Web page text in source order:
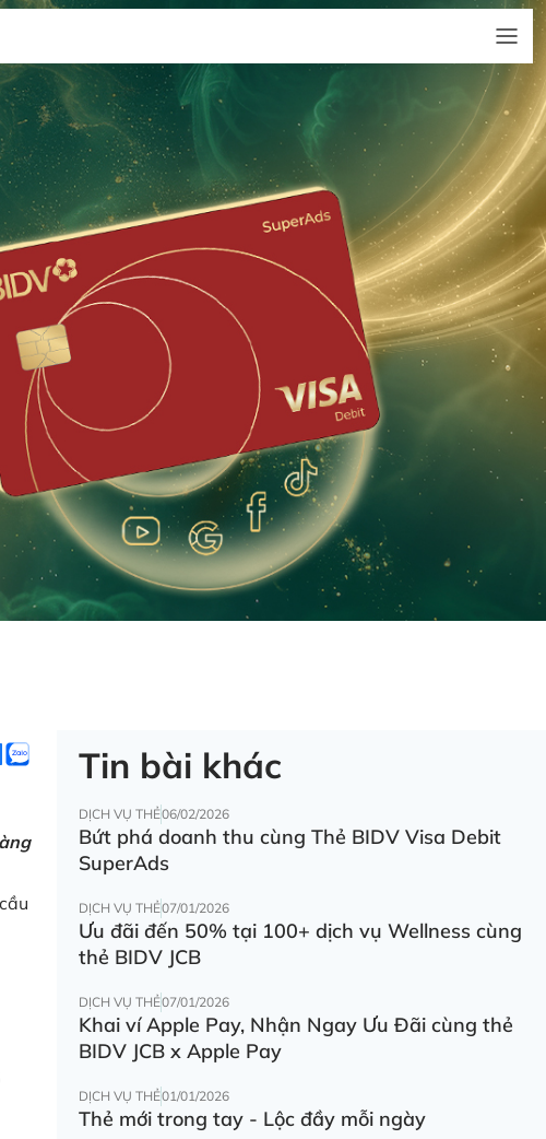
Tin bài khác
DỊCH VỤ THẺ06/02/2026
Bứt phá doanh thu cùng Thẻ BIDV Visa Debit
SuperAds
DỊCH VỤ THẺ07/01/2026
Ưu đãi đến 50% tại 100+ dịch vụ Wellness cùng
thẻ BIDV JCB
DỊCH VỤ THẺ07/01/2026
Khai ví Apple Pay, Nhận Ngay Ưu Đãi cùng thẻ
BIDV JCB x Apple Pay
DỊCH VỤ THẺ01/01/2026
Thẻ mới trong tay - Lộc đầy mỗi ngày